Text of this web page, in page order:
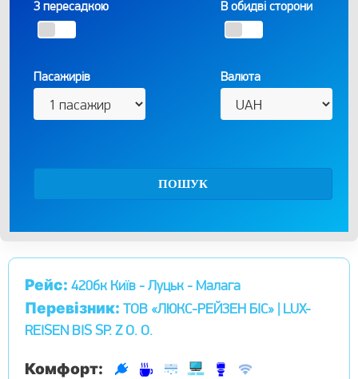
З пересадкою В обидві сторони
Пасажирів Валюта
ПОШУК
Рейс: 420бк Київ - Луцьк - Малага
Перевізник: ТОВ «ЛЮКС-РЕЙЗЕН БІС» | LUX-
REISEN BIS SP. Z O. O.
Комфорт: